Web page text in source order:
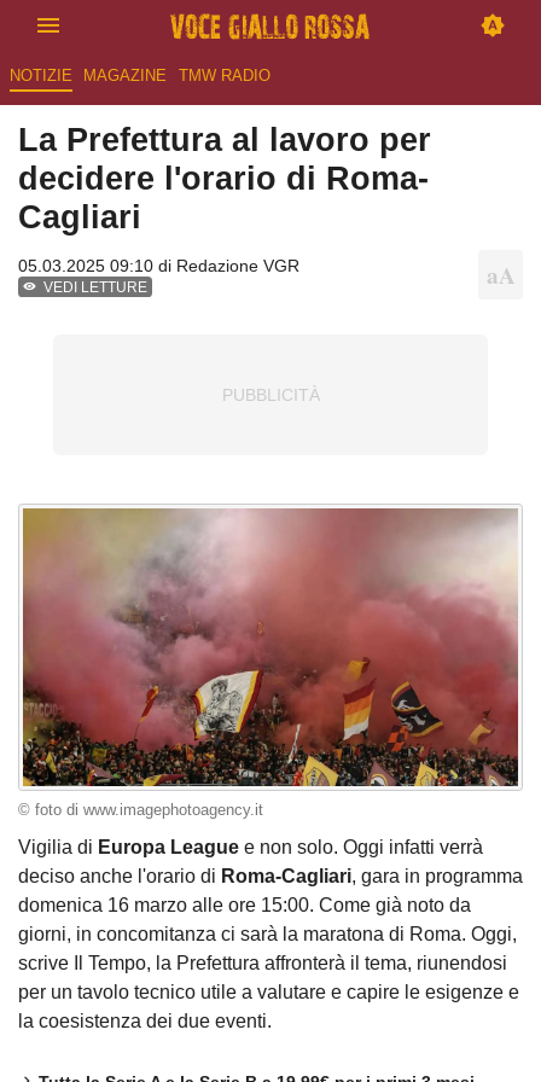
NOTIZIE MAGAZINE TMW RADIO
La Prefettura al lavoro per
decidere l'orario di Roma-
Cagliari
05.03.2025 09:10 di Redazione VGR
VEDI LETTURE
© foto di www.imagephotoagency.it
Vigilia di Europa League e non solo. Oggi infatti verrà
deciso anche l'orario di Roma-Cagliari, gara in programma
domenica 16 marzo alle ore 15:00. Come già noto da
giorni, in concomitanza ci sarà la maratona di Roma. Oggi,
scrive Il Tempo, la Prefettura affronterà il tema, riunendosi
per un tavolo tecnico utile a valutare e capire le esigenze e
la coesistenza dei due eventi.